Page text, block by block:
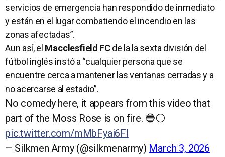
servicios de emergencia han respondido de inmediato
y están en el lugar combatiendo el incendio en las
zonas afectadas”.
Aun así, el Macclesfield FCde la la sexta división del
fútbol inglés instó a “cualquier persona que se
encuentre cerca a mantener las ventanas cerradas y a
no acercarse al estadio”.
No comedy here, it appears from this video that
part of the Moss Rose is on fire. 🔵⚪️
pic.twitter.com/mMbFyai6Fl
— Silkmen Army (@silkmenarmy) March 3, 2026